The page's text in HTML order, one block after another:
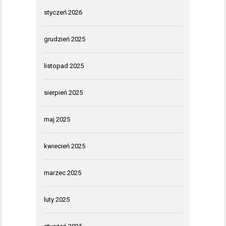
styczeń 2026
grudzień 2025
listopad 2025
sierpień 2025
maj 2025
kwiecień 2025
marzec 2025
luty 2025